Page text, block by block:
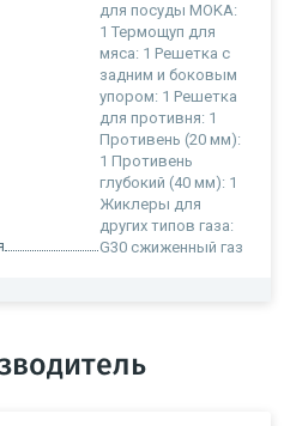
для посуды MOKA:
1 Термощуп для
мяса: 1 Решетка с
задним и боковым
упором: 1 Решетка
для противня: 1
Противень (20 мм):
1 Противень
глубокий (40 мм): 1
Жиклеры для
других типов газа:
G30 сжиженный газ